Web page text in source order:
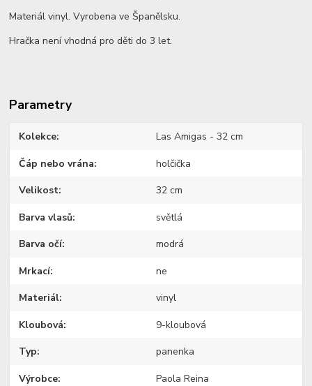
Materiál vinyl. Vyrobena ve Španělsku.
Hračka není vhodná pro děti do 3 let.
Parametry
Kolekce Las Amigas - 32 cm
Čáp nebo vrána holčička
Velikost 32 cm
Barva vlasů světlá
Barva očí modrá
Mrkací ne
Materiál vinyl
Kloubová 9-kloubová
Typ panenka
Výrobce Paola Reina